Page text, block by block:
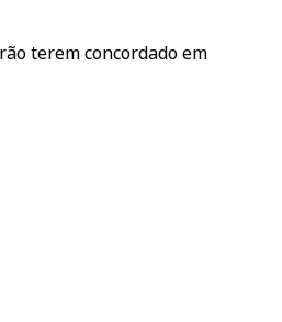
terem concordado em